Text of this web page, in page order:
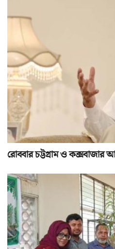
রোববার চট্টগ্রাম ও কক্সবাজার